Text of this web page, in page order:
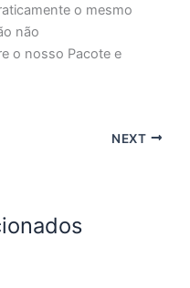
o mesmo
não
o nosso Pacote e
NEXT